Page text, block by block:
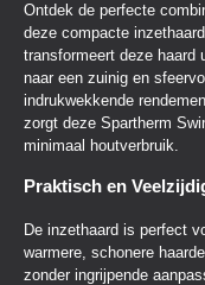
Ontdek de perfecte
deze compacte
transformeert deze haard
naar een zuinig en
indrukwekkende
zorgt deze Spartherm
minimaal houtverbruik.
Praktisch en
De inzethaard is perfect
warmere, schonere
zonder ingrijpende